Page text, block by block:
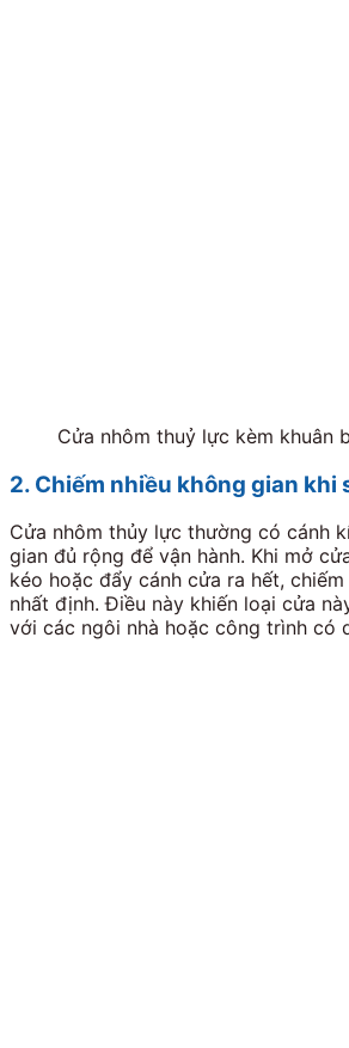
Cửa nhôm thuỷ lực kèm khuân
2. Chiếm nhiều không gian khi
Cửa nhôm thủy lực thường có cánh
gian đủ rộng để vận hành. Khi mở
kéo hoặc đẩy cánh cửa ra hết,
nhất định. Điều này khiến loại cửa
với các ngôi nhà hoặc công trình có